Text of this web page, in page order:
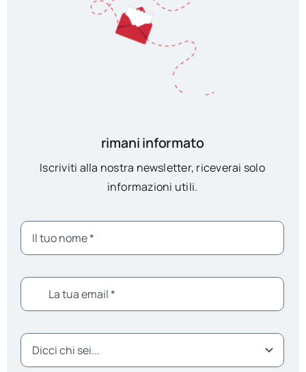
rimani informato
Iscriviti alla nostra newsletter, riceverai solo
informazioni utili.